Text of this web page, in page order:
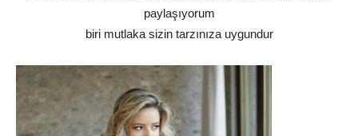
paylaşıyorum
biri mutlaka sizin tarzınıza uygundur